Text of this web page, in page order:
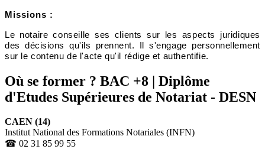
Missions :
Le notaire conseille ses clients sur les aspects juridiques
des décisions qu'ils prennent. Il s'engage personnellement
sur le contenu de l'acte qu'il rédige et authentifie.
Où se former ? BAC +8 | Diplôme
d'Etudes Supérieures de Notariat - DESN
CAEN (14)
Institut National des Formations Notariales (INFN)
☎ 02 31 85 99 55